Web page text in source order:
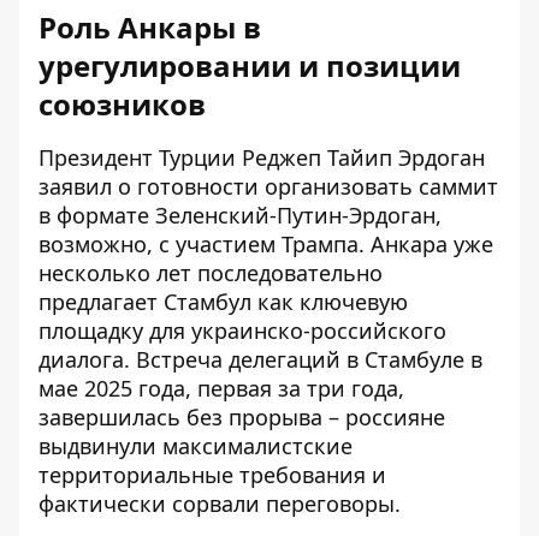
Роль Анкары в
урегулировании и позиции
союзников
Президент Турции Реджеп Тайип Эрдоган
заявил о готовности организовать саммит
в формате Зеленский-Путин-Эрдоган,
возможно, с участием Трампа. Анкара уже
несколько лет последовательно
предлагает Стамбул как ключевую
площадку для украинско-российского
диалога. Встреча делегаций в Стамбуле в
мае 2025 года, первая за три года,
завершилась без прорыва – россияне
выдвинули максималистские
территориальные требования и
фактически сорвали переговоры.